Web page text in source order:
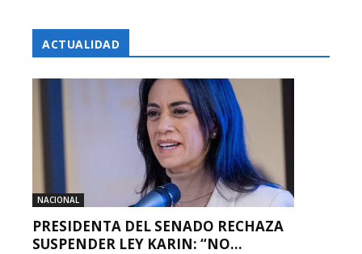
ACTUALIDAD
NACIONAL
PRESIDENTA DEL SENADO RECHAZA
SUSPENDER LEY KARIN: “NO...